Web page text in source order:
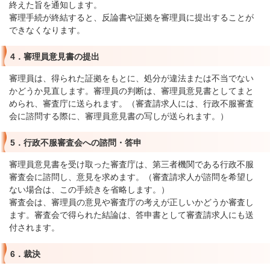
終えた旨を通知します。
審理手続が終結すると、反論書や証拠を審理員に提出することが
できなくなります。
4．審理員意見書の提出
審理員は、得られた証拠をもとに、処分が違法または不当でない
かどうか見直します。審理員の判断は、審理員意見書としてまと
められ、審査庁に送られます。（審査請求人には、行政不服審査
会に諮問する際に、審理員意見書の写しが送られます。）
5．行政不服審査会への諮問・答申
審理員意見書を受け取った審査庁は、第三者機関である行政不服
審査会に諮問し、意見を求めます。（審査請求人が諮問を希望し
ない場合は、この手続きを省略します。）
審査会は、審理員の意見や審査庁の考えが正しいかどうか審査し
ます。審査会で得られた結論は、答申書として審査請求人にも送
付されます。
6．裁決